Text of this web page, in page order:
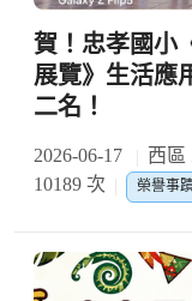
賀！忠孝國小
展覽》生活應
二名！
2026-06-17 西區
10189 次
榮譽事